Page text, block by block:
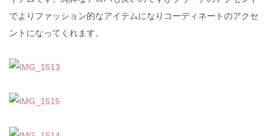
でよりファッション的なアイテムになりコーディネートのアクセ
ントになってくれます。